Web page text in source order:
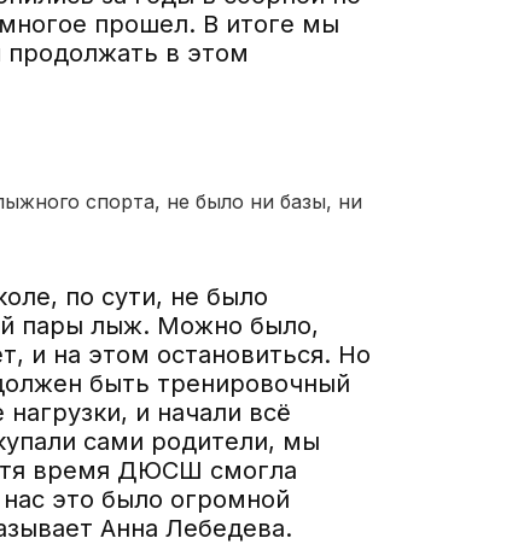
прошел. В итоге мы
в этом
спорта, не было ни базы, ни
по сути, не было
пары лыж. Можно было,
и на этом остановиться. Но
быть тренировочный
и начали всё
сами родители, мы
время ДЮСШ смогла
это было огромной
Анна Лебедева.